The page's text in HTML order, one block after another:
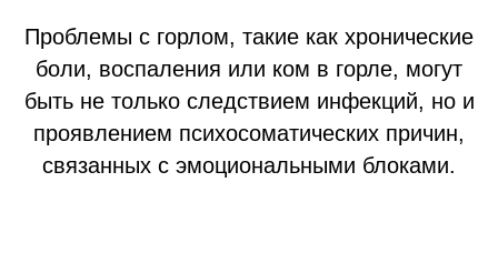
Проблемы с горлом, такие как хронические
боли, воспаления или ком в горле, могут
быть не только следствием инфекций, но и
проявлением психосоматических причин,
связанных с эмоциональными блоками.